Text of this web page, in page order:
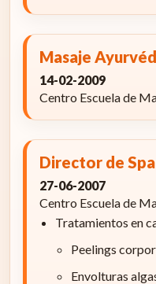
Masaje
14-02-2009
Centro Escuela de
Director de Spa
27-06-2007
Centro Escuela de
Tratamientos en
Peelings
Envolturas